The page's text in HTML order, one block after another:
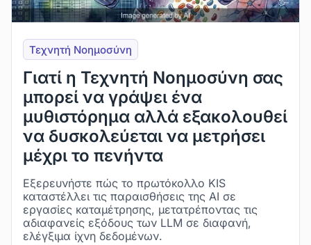
Τεχνητή Νοημοσύνη
Γιατί η Τεχνητή Νοημοσύνη σας
μπορεί να γράψει ένα
μυθιστόρημα αλλά εξακολουθεί
να δυσκολεύεται να μετρήσει
μέχρι το πενήντα
Εξερευνήστε πώς το πρωτόκολλο KIS
καταστέλλει τις παραισθήσεις της AI σε
εργασίες καταμέτρησης, μετατρέποντας τις
αδιαφανείς εξόδους των LLM σε διαφανή,
ελέγξιμα ίχνη δεδομένων.